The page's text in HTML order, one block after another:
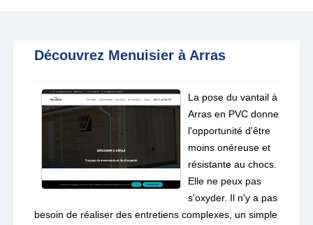
Découvrez Menuisier à Arras
La pose du vantail à
Arras en PVC donne
l'opportunité d'être
moins onéreuse et
résistante au chocs.
Elle ne peux pas
s'oxyder. Il n'y a pas
besoin de réaliser des entretiens complexes, un simple